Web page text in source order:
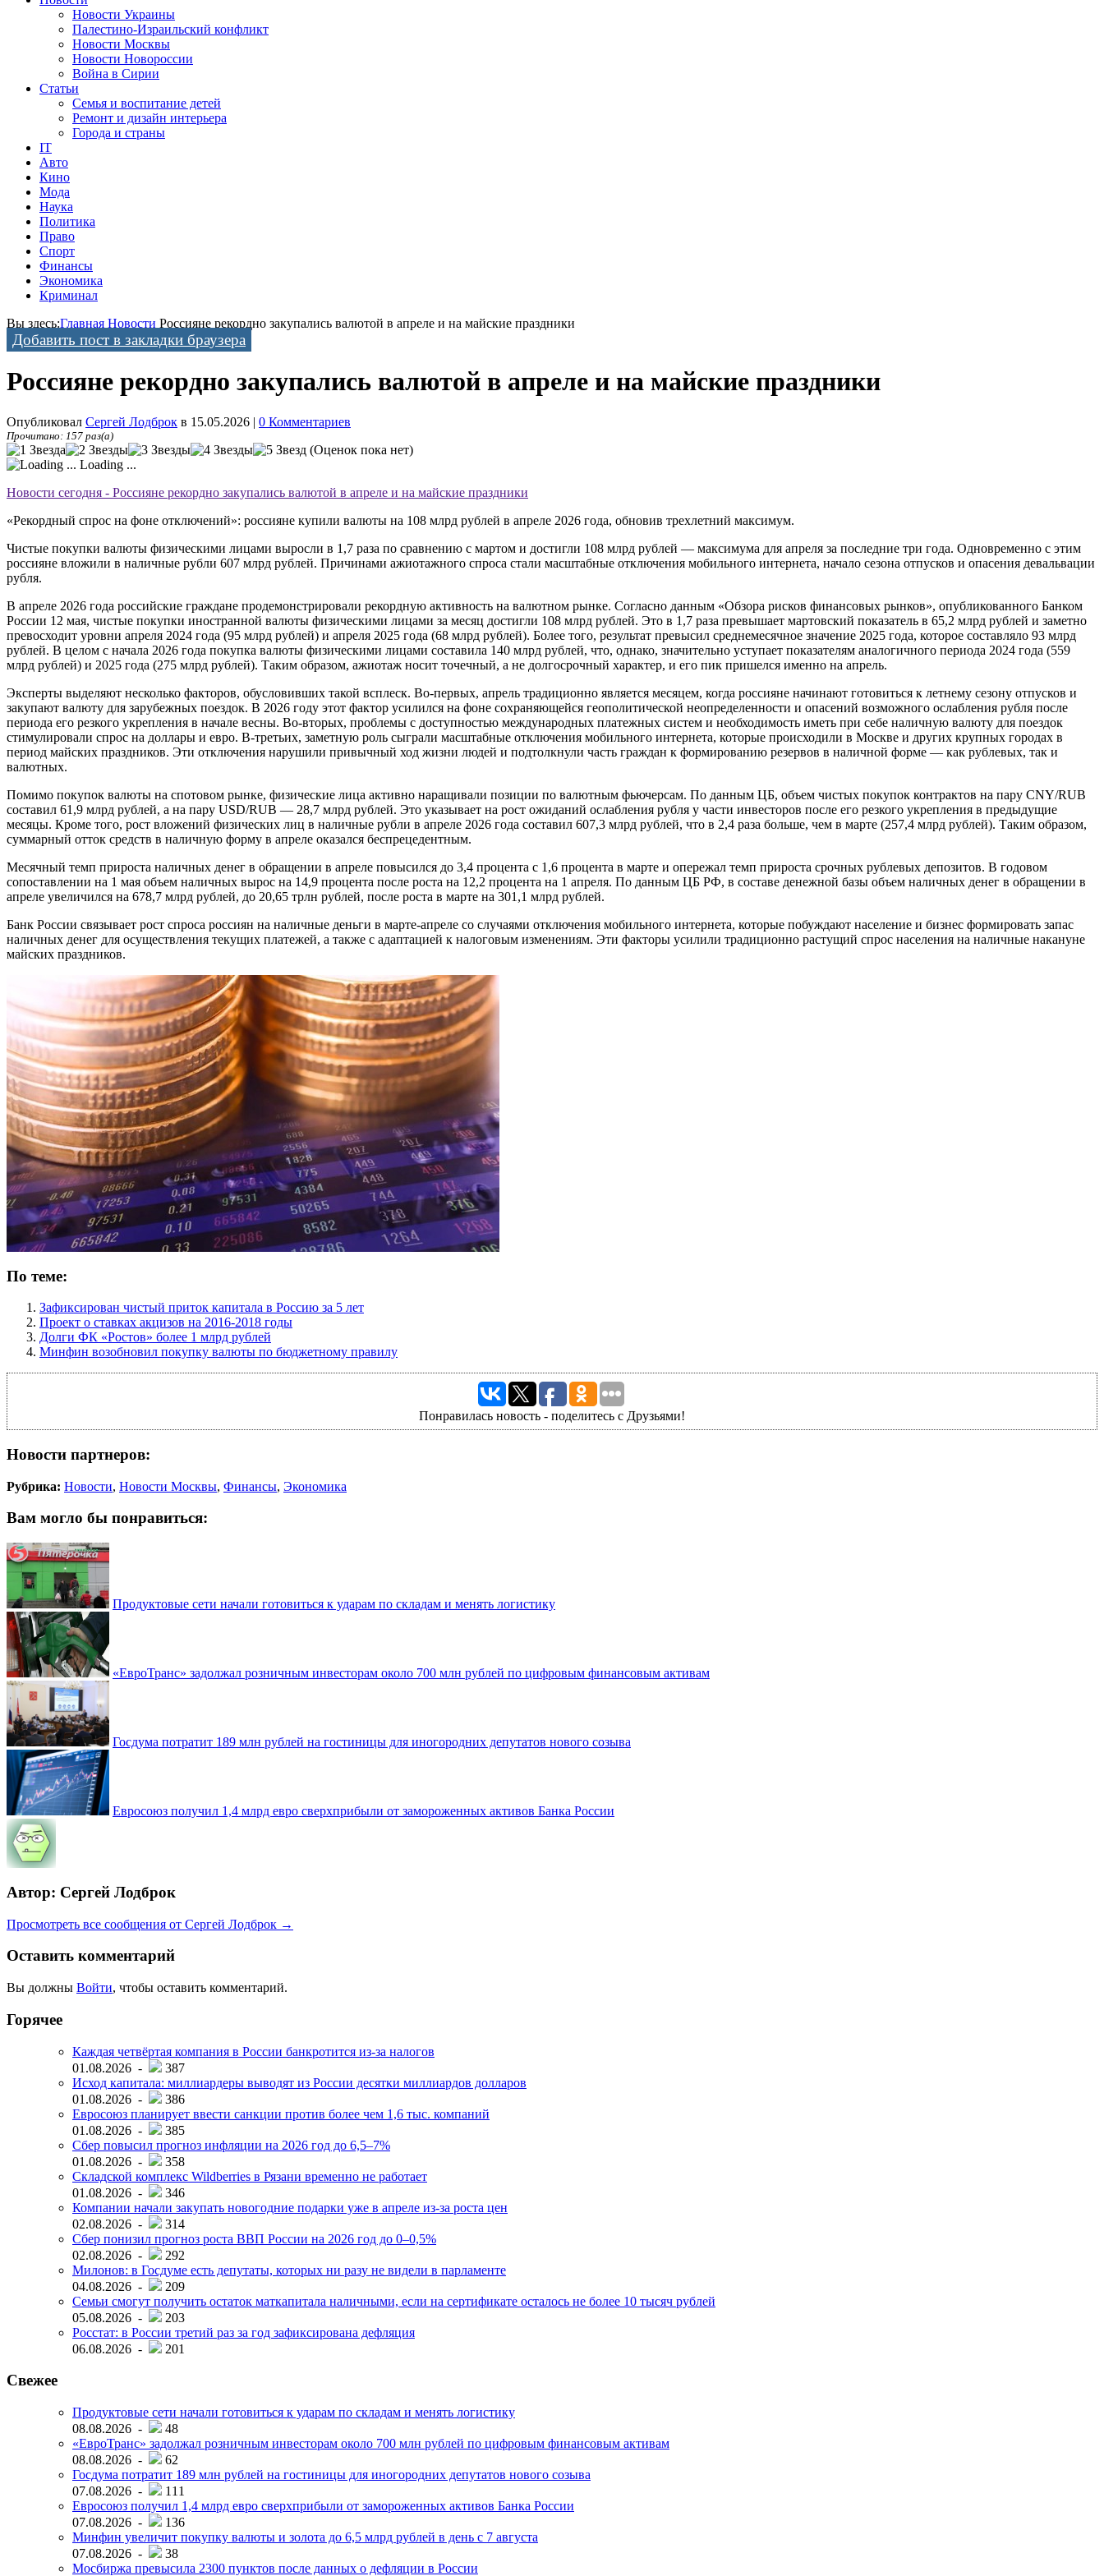
Новости Украины
Палестино-Израильский конфликт
Новости Москвы
Новости Новороссии
Война в Сирии
Статьи
Семья и воспитание детей
Ремонт и дизайн интерьера
Города и страны
IT
Авто
Кино
Мода
Наука
Политика
Право
Спорт
Финансы
Экономика
Криминал
Вы здесь:Главная Новости Россияне рекордно закупались валютой в апреле и на майские праздники
Добавить пост в закладки браузера
Россияне рекордно закупались валютой в апреле и на майские праздники
Опубликовал Сергей Лодброк в 15.05.2026 | 0 Комментариев
Прочитано: 157 раз(а)
(Оценок пока нет)
Loading ...
Новости сегодня - Россияне рекордно закупались валютой в апреле и на майские праздники
«Рекордный спрос на фоне отключений»: россияне купили валюты на 108 млрд рублей в апреле 2026 года, обновив трехлетний максимум.
Чистые покупки валюты физическими лицами выросли в 1,7 раза по сравнению с мартом и достигли 108 млрд рублей — максимума для апреля за последние три года. Одновременно с этим
россияне вложили в наличные рубли 607 млрд рублей. Причинами ажиотажного спроса стали масштабные отключения мобильного интернета, начало сезона отпусков и опасения девальвации
рубля.
В апреле 2026 года российские граждане продемонстрировали рекордную активность на валютном рынке. Согласно данным «Обзора рисков финансовых рынков», опубликованного Банком
России 12 мая, чистые покупки иностранной валюты физическими лицами за месяц достигли 108 млрд рублей. Это в 1,7 раза превышает мартовский показатель в 65,2 млрд рублей и заметно
превосходит уровни апреля 2024 года (95 млрд рублей) и апреля 2025 года (68 млрд рублей). Более того, результат превысил среднемесячное значение 2025 года, которое составляло 93 млрд
рублей. В целом с начала 2026 года покупка валюты физическими лицами составила 140 млрд рублей, что, однако, значительно уступает показателям аналогичного периода 2024 года (559
млрд рублей) и 2025 года (275 млрд рублей). Таким образом, ажиотаж носит точечный, а не долгосрочный характер, и его пик пришелся именно на апрель.
Эксперты выделяют несколько факторов, обусловивших такой всплеск. Во-первых, апрель традиционно является месяцем, когда россияне начинают готовиться к летнему сезону отпусков и
закупают валюту для зарубежных поездок. В 2026 году этот фактор усилился на фоне сохраняющейся геополитической неопределенности и опасений возможного ослабления рубля после
периода его резкого укрепления в начале весны. Во-вторых, проблемы с доступностью международных платежных систем и необходимость иметь при себе наличную валюту для поездок
стимулировали спрос на доллары и евро. В-третьих, заметную роль сыграли масштабные отключения мобильного интернета, которые происходили в Москве и других крупных городах в
период майских праздников. Эти отключения нарушили привычный ход жизни людей и подтолкнули часть граждан к формированию резервов в наличной форме — как рублевых, так и
валютных.
Помимо покупок валюты на спотовом рынке, физические лица активно наращивали позиции по валютным фьючерсам. По данным ЦБ, объем чистых покупок контрактов на пару CNY/RUB
составил 61,9 млрд рублей, а на пару USD/RUB — 28,7 млрд рублей. Это указывает на рост ожиданий ослабления рубля у части инвесторов после его резкого укрепления в предыдущие
месяцы. Кроме того, рост вложений физических лиц в наличные рубли в апреле 2026 года составил 607,3 млрд рублей, что в 2,4 раза больше, чем в марте (257,4 млрд рублей). Таким образом,
суммарный отток средств в наличную форму в апреле оказался беспрецедентным.
Месячный темп прироста наличных денег в обращении в апреле повысился до 3,4 процента с 1,6 процента в марте и опережал темп прироста срочных рублевых депозитов. В годовом
сопоставлении на 1 мая объем наличных вырос на 14,9 процента после роста на 12,2 процента на 1 апреля. По данным ЦБ РФ, в составе денежной базы объем наличных денег в обращении в
апреле увеличился на 678,7 млрд рублей, до 20,65 трлн рублей, после роста в марте на 301,1 млрд рублей.
Банк России связывает рост спроса россиян на наличные деньги в марте-апреле со случаями отключения мобильного интернета, которые побуждают население и бизнес формировать запас
наличных денег для осуществления текущих платежей, а также с адаптацией к налоговым изменениям. Эти факторы усилили традиционно растущий спрос населения на наличные накануне
майских праздников.
По теме:
Зафиксирован чистый приток капитала в Россию за 5 лет
Проект о ставках акцизов на 2016-2018 годы
Долги ФК «Ростов» более 1 млрд рублей
Минфин возобновил покупку валюты по бюджетному правилу
Понравилась новость - поделитесь с Друзьями!
Новости партнеров:
Рубрика: Новости, Новости Москвы, Финансы, Экономика
Вам могло бы понравиться:
Продуктовые сети начали готовиться к ударам по складам и менять логистику
«ЕвроТранс» задолжал розничным инвесторам около 700 млн рублей по цифровым финансовым активам
Госдума потратит 189 млн рублей на гостиницы для иногородних депутатов нового созыва
Евросоюз получил 1,4 млрд евро сверхприбыли от замороженных активов Банка России
Автор: Сергей Лодброк
Просмотреть все сообщения от Сергей Лодброк →
Оставить комментарий
Вы должны Войти, чтобы оставить комментарий.
Горячее
Каждая четвёртая компания в России банкротится из-за налогов
01.08.2026 -
387
Исход капитала: миллиардеры выводят из России десятки миллиардов долларов
01.08.2026 -
386
Евросоюз планирует ввести санкции против более чем 1,6 тыс. компаний
01.08.2026 -
385
Сбер повысил прогноз инфляции на 2026 год до 6,5–7%
01.08.2026 -
358
Складской комплекс Wildberries в Рязани временно не работает
01.08.2026 -
346
Компании начали закупать новогодние подарки уже в апреле из-за роста цен
02.08.2026 -
314
Сбер понизил прогноз роста ВВП России на 2026 год до 0–0,5%
02.08.2026 -
292
Милонов: в Госдуме есть депутаты, которых ни разу не видели в парламенте
04.08.2026 -
209
Семьи смогут получить остаток маткапитала наличными, если на сертификате осталось не более 10 тысяч рублей
05.08.2026 -
203
Росстат: в России третий раз за год зафиксирована дефляция
06.08.2026 -
201
Свежее
Продуктовые сети начали готовиться к ударам по складам и менять логистику
08.08.2026 -
48
«ЕвроТранс» задолжал розничным инвесторам около 700 млн рублей по цифровым финансовым активам
08.08.2026 -
62
Госдума потратит 189 млн рублей на гостиницы для иногородних депутатов нового созыва
07.08.2026 -
111
Евросоюз получил 1,4 млрд евро сверхприбыли от замороженных активов Банка России
07.08.2026 -
136
Минфин увеличит покупку валюты и золота до 6,5 млрд рублей в день с 7 августа
07.08.2026 -
38
Мосбиржа превысила 2300 пунктов после данных о дефляции в России